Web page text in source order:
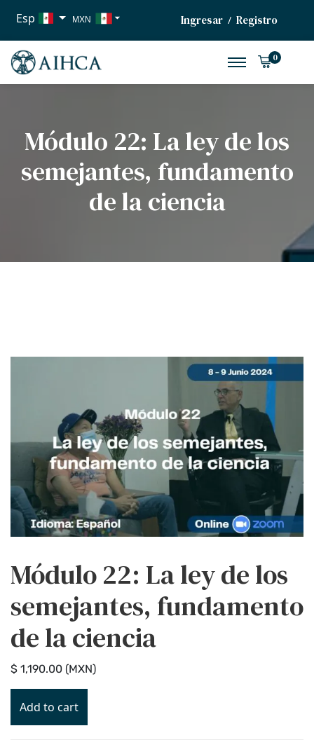
Esp MXN
EUR
Ingresar / Registro
0
Módulo 22: La ley de los
semejantes, fundamento
de la ciencia
Módulo 22: La ley de los
semejantes, fundamento
de la ciencia
$ 1,190.00 (MXN)
Add to cart